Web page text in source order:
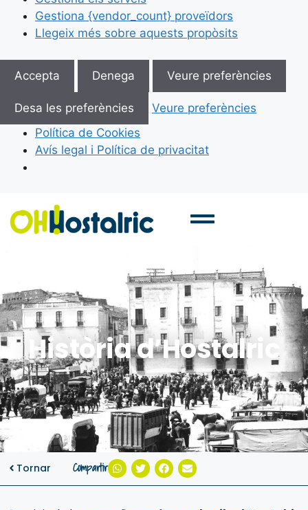
Gestiona {vendor_count} proveïdors
Llegeix més sobre aquests propòsits
Accepta Denega Veure preferències
Desa les preferències
Veure preferències
Política de Cookies
Avís legal i Política de privacitat
Història d’Hostalric
Tornar Compartir